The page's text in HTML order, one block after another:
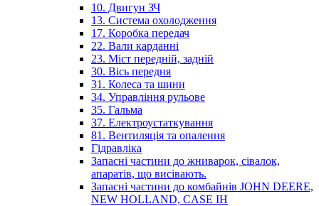
10. Двигун ЗЧ
13. Система охолодження
17. Коробка передач
22. Вали карданні
23. Міст передній, задній
30. Вісь передня
31. Колеса та шини
34. Управління рульове
35. Гальма
37. Електроустаткування
81. Вентиляція та опалення
Гідравліка
Запасні частини до жниварок, сівалок,
апаратів, що висівають.
Запасні частини до комбайнів JOHN DEERE,
NEW HOLLAND, CASE IH